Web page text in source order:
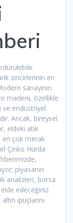
zincirlerinin en
sanayinin
madeni, özellikle
ve endüstriyel
Ancak, bireysel
eldeki atık
en çok merak
Çinko Hurda
piyasanın
analizleri, borsa
edeceğiniz
ipuçlarını